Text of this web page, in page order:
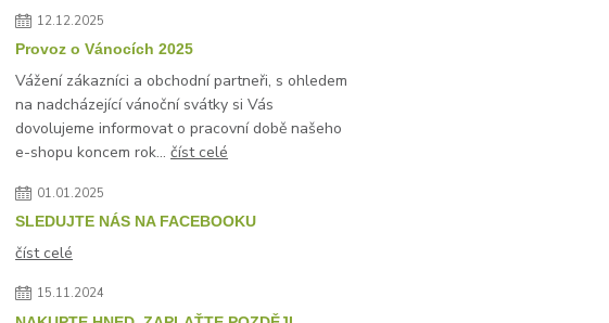
12.12.2025
Provoz o Vánocích 2025
Vážení zákazníci a obchodní partneři, s ohledem
na nadcházející vánoční svátky si Vás
dovolujeme informovat o pracovní době našeho
e-shopu koncem rok...číst celé
01.01.2025
SLEDUJTE NÁS NA FACEBOOKU
číst celé
15.11.2024